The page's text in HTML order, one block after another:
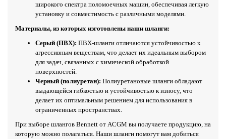
широкого спектра поломоечных машин, обеспечивая легкую
установку и совместимость с различными моделями.
Материалы, из которых изготовлены наши шланги:
Серый (ПВХ): ПВХ-шланги отличаются устойчивостью к
агрессивным веществам, что делает их идеальным выбором
для задач, связанных с химической обработкой
поверхностей.
Черный (полиуретан): Полиуретановые шланги обладают
выдающейся гибкостью и устойчивостью к износу, что
делает их оптимальным решением для использования в
ограниченных пространствах.
При выборе шлангов Bennett от ACGM вы получаете продукцию, на
которую можно полагаться. Наши шланги помогут вам добиться